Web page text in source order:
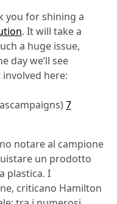
you for shining a
. It will take a
a huge issue,
day we’ll see
involved here:
7
notare al campione
un prodotto
plastica. I
criticano Hamilton